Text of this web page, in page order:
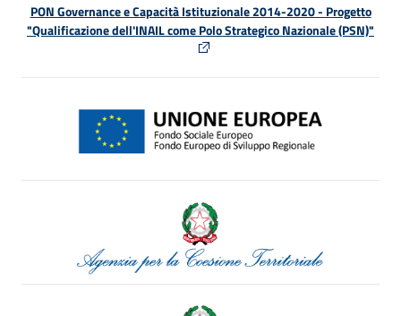
PON Governance e Capacità Istituzionale 2014-2020 - Progetto
"Qualificazione dell'INAIL come Polo Strategico Nazionale (PSN)"